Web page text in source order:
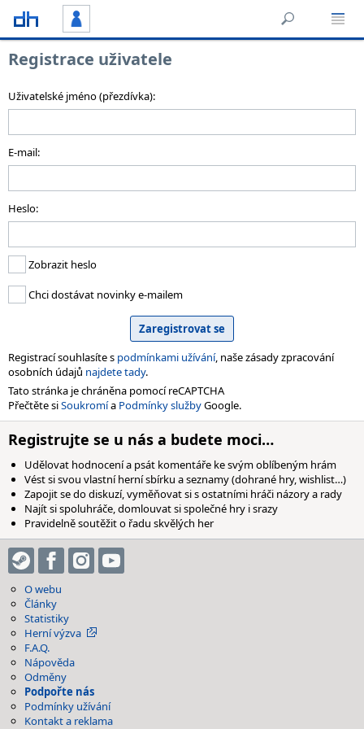
Registrace uživatele
Uživatelské jméno (přezdívka):
E-mail:
Heslo:
Zobrazit heslo
Chci dostávat novinky e-mailem
Registrací souhlasíte s podmínkami užívání, naše zásady zpracování
osobních údajů najdete tady.
Tato stránka je chráněna pomocí reCAPTCHA
Přečtěte siSoukromía Podmínky službyGoogle.
Registrujte se u nás a budete moci…
Udělovat hodnocení a psát komentáře ke svým oblíbeným hrám
Vést si svou vlastní herní sbírku a seznamy (dohrané hry, wishlist…)
Zapojit se do diskuzí, vyměňovat si s ostatními hráči názory a rady
Najít si spoluhráče, domlouvat si společné hry i srazy
Pravidelně soutěžit o řadu skvělých her
O webu
Články
Statistiky
Herní výzva
F.A.Q.
Nápověda
Odměny
Podpořte nás
Podmínky užívání
Kontakt a reklama